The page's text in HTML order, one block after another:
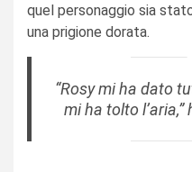
quel personaggio sia
una prigione dorata.
“Rosy mi ha dato
mi ha tolto l’aria,”